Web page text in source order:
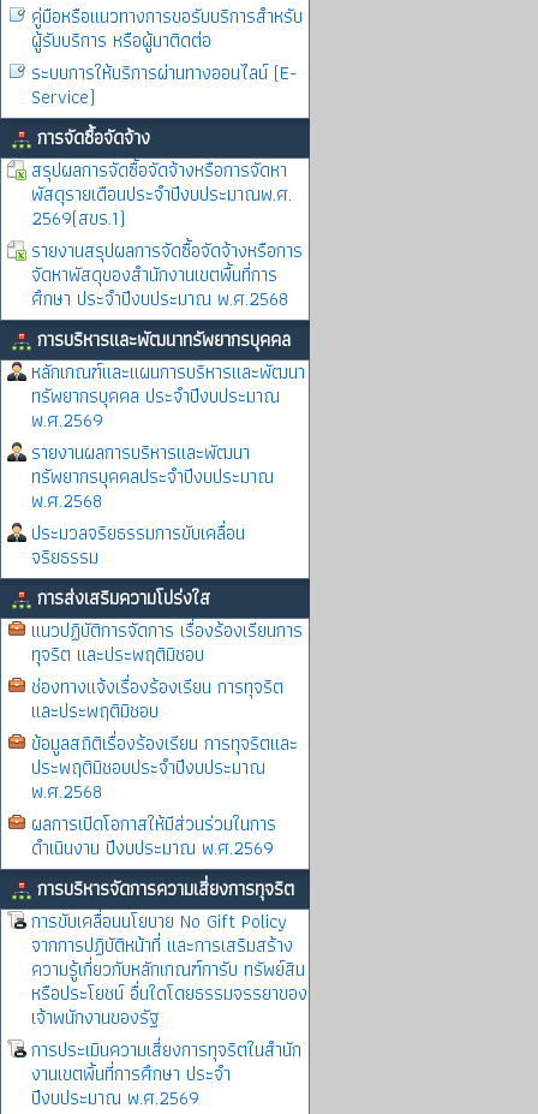
คู่มือหรือแนวทางการขอรับบริการสำหรับ
ผู้รับบริการ หรือผู้มาติดต่อ
ระบบการให้บริการผ่านทางออนไลน์ (E-
Service)
การจัดซื้อจัดจ้าง
สรุปผลการจัดซื้อจัดจ้างหรือการจัดหา
พัสดุรายเดือนประจำปีงบประมาณพ.ศ.
2569(สขร.1)
รายงานสรุปผลการจัดซื้อจัดจ้างหรือการ
จัดหาพัสดุของสำนักงานเขตพื้นที่การ
ศึกษา ประจำปีงบประมาณ พ.ศ.2568
การบริหารและพัฒนาทรัพยากรบุคคล
หลักเกณฑ์และแผนการบริหารและพัฒนา
ทรัพยากรบุคคล ประจำปีงบประมาณ
พ.ศ.2569
รายงานผลการบริหารและพัฒนา
ทรัพยากรบุคคลประจำปีงบประมาณ
พ.ศ.2568
ประมวลจริยธรรมการขับเคลื่อน
จริยธรรม
การส่งเสริมความโปร่งใส
แนวปฏิบัติการจัดการ เรื่องร้องเรียนการ
ทุจริต และประพฤติมิชอบ
ช่องทางแจ้งเรื่องร้องเรียน การทุจริต
และประพฤติมิชอบ
ข้อมูลสถิติเรื่องร้องเรียน การทุจริตและ
ประพฤติมิชอบประจำปีงบประมาณ
พ.ศ.2568
ผลการเปิดโอกาสให้มีส่วนร่วมในการ
ดำเนินงาน ปีงบประมาณ พ.ศ.2569
การบริหารจัดการความเสี่ยงการทุจริต
การขับเคลื่อนนโยบาย No Gift Policy
จากการปฏิบัติหน้าที่ และการเสริมสร้าง
ความรู้เกี่ยวกับหลักเกณฑ์การับ ทรัพย์สิน
หรือประโยชน์ อื่นใดโดยธรรมจรรยาของ
เจ้าพนักงานของรัฐ
การประเมินความเสี่ยงการทุจริตในสำนัก
งานเขตพิ้นที่การศึกษา ประจำ
ปีงบประมาณ พ.ศ.2569